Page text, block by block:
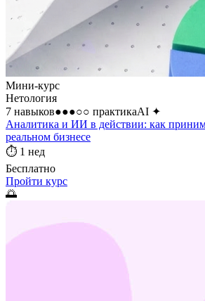
Мини-курс
Нетология
7 навыков●●●○○ практикаAI ✦
Аналитика и ИИ в действии: как
реальном бизнесе
⏱ 1 нед
Бесплатно
Пройти курс
🌅